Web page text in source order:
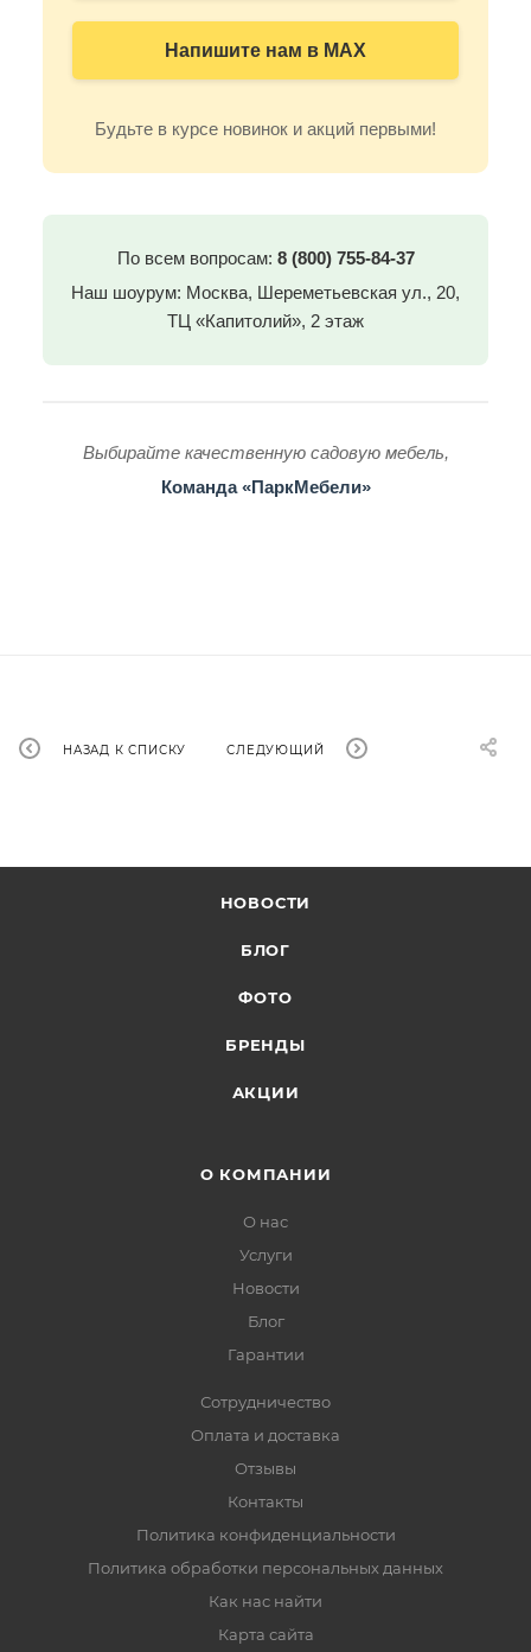
Напишите нам в MAX
Будьте в курсе новинок и акций первыми!
По всем вопросам: 8 (800) 755-84-37
Наш шоурум: Москва, Шереметьевская ул., 20,
ТЦ «Капитолий», 2 этаж
Выбирайте качественную садовую мебель,
Команда «ПаркМебели»
НАЗАД К СПИСКУ СЛЕДУЮЩИЙ
НОВОСТИ
БЛОГ
ФОТО
БРЕНДЫ
АКЦИИ
О КОМПАНИИ
О нас
Услуги
Новости
Блог
Гарантии
Сотрудничество
Оплата и доставка
Отзывы
Контакты
Политика конфиденциальности
Политика обработки персональных данных
Как нас найти
Карта сайта